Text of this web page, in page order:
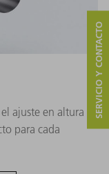
ajuste en altura
para cada
SERVICIO Y CONTACTO